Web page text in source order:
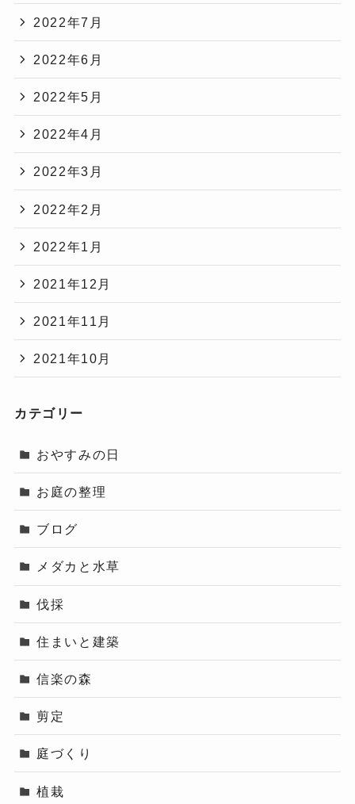
2022年7月
2022年6月
2022年5月
2022年4月
2022年3月
2022年2月
2022年1月
2021年12月
2021年11月
2021年10月
カテゴリー
おやすみの日
お庭の整理
ブログ
メダカと水草
伐採
住まいと建築
信楽の森
剪定
庭づくり
植栽